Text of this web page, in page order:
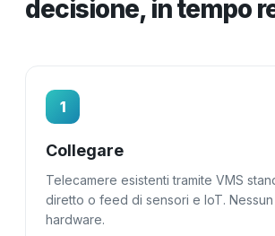
decisione, in tempo
1
Collegare
Telecamere esistenti tramite VMS
diretto o feed di sensori e IoT.
hardware.